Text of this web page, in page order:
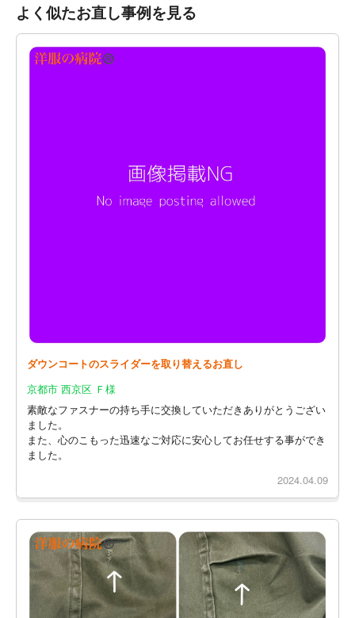
よく似たお直し事例を見る
ダウンコートのスライダーを取り替えるお直し
京都市 西京区 Ｆ様
素敵なファスナーの持ち手に交換していただきありがとうござい
ました。
また、心のこもった迅速なご対応に安心してお任せする事ができ
ました。
2024.04.09